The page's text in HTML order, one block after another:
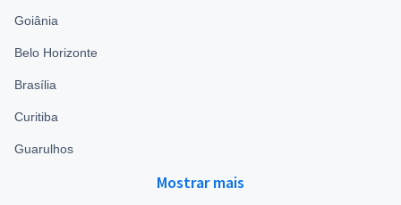
Goiânia
Belo Horizonte
Brasília
Curitiba
Guarulhos
Mostrar mais